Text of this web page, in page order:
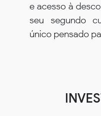
e acesso à
seu segundo
único pensado